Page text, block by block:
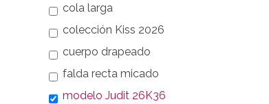
cola larga
colección Kiss 2026
cuerpo drapeado
falda recta micado
modelo Judit 26K36